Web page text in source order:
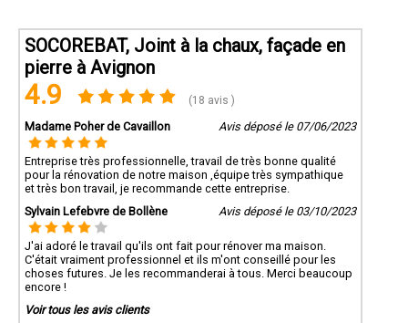
SOCOREBAT, Joint à la chaux, façade en
pierre à Avignon
4.9 (18 avis )
Madame Poher de Cavaillon Avis déposé le 07/06/2023
Entreprise très professionnelle, travail de très bonne qualité
pour la rénovation de notre maison ,équipe très sympathique
et très bon travail, je recommande cette entreprise.
Sylvain Lefebvre de Bollène
Avis déposé le 03/10/2023
J'ai adoré le travail qu'ils ont fait pour rénover ma maison.
C'était vraiment professionnel et ils m'ont conseillé pour les
choses futures. Je les recommanderai à tous. Merci beaucoup
encore !
Voir tous les avis clients